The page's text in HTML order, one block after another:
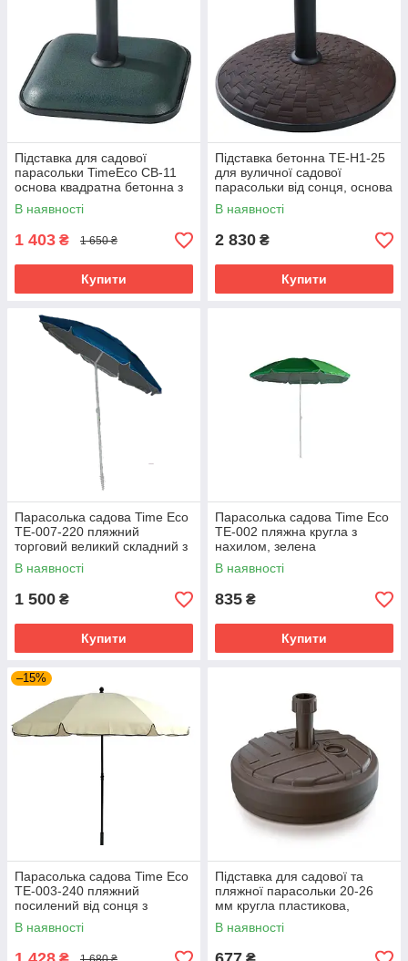
Підставка для садової
парасольки TimeEco CB-11
основа квадратна бетонна з
адаптером та фіксатором, 11
кг, зелена
В наявності
1 403 ₴ 1 650 ₴
Купити
Підставка бетонна TE-H1-25
для вуличної садової
парасольки від сонця, основа
кругла під ротанг, 25 кг
В наявності
2 830 ₴
Купити
Парасолька садова Time Eco
TE-007-220 пляжний
торговий великий складний з
нахилом та клапаном
антивітер, блакитний
В наявності
1 500 ₴
Купити
Парасолька садова Time Eco
TE-002 пляжна кругла з
нахилом, зелена
В наявності
835 ₴
Купити
–15%
Парасолька садова Time Eco
TE-003-240 пляжний
посилений від сонця з
системою антивітер та
нахилом, Бежевий
В наявності
Підставка для садової та
пляжної парасольки 20-26
мм кругла пластикова,
тримач, коричнева
В наявності